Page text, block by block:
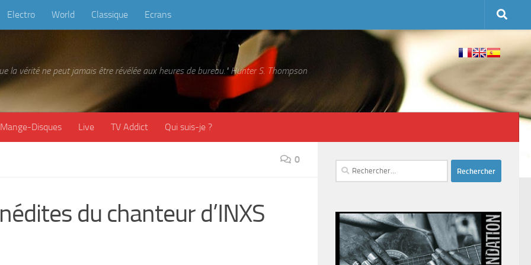
Electro World Classique Ecrans
la vérité ne peut jamais être révélée aux heures de bureau." Hunter S. Thompson
Mange-Disques Live TV Addict Qui suis-je ?
0
du chanteur d’INXS
Rechercher :